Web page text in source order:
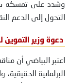
وشدد على تمسكه
التحول إلى الدعم
دعوة وزير التموين
اعتبر البياضي أن
البرلمانية